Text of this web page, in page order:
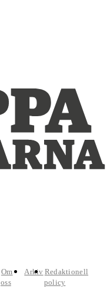
Om
oss
Arkiv Redaktionell
policy